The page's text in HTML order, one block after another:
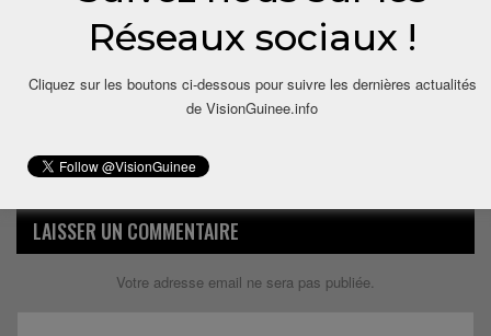
LAISSER UN COMMENTAIRE
Votre adresse email ne sera pas publiée.
Réseaux sociaux !
Cliquez sur les boutons ci-dessous pour suivre les dernières actualités
de VisionGuinee.info